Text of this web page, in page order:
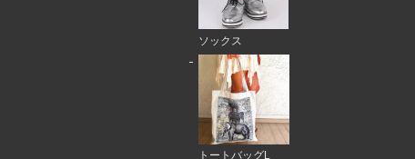
ソックス
トートバッグL